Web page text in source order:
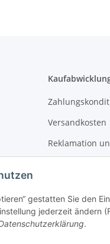
gestatten Sie den
jederzeit ändern
.
Versandkosten
Reklamation
Datenschutz